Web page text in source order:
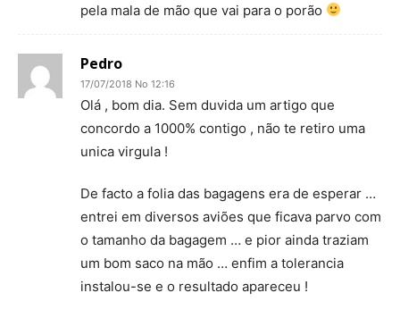
pela mala de mão que vai para o porão
Pedro
17/07/2018 No 12:16
Olá , bom dia. Sem duvida um artigo que
concordo a 1000% contigo , não te retiro uma
unica virgula !
De facto a folia das bagagens era de esperar …
entrei em diversos aviões que ficava parvo com
o tamanho da bagagem … e pior ainda traziam
um bom saco na mão … enfim a tolerancia
instalou-se e o resultado apareceu !